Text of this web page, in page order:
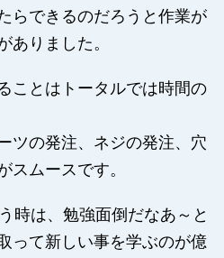
らできるのだろうと作業が
ありました。
ことはトータルでは時間の
ツの発注、ネジの発注、穴
スムースです。
時は、勉強面倒だなあ～と
って新しい事を学ぶのが億